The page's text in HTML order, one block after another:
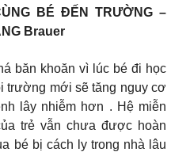
BÉ ĐẾN TRƯỜNG –
Brauer
băn khoăn vì lúc bé đi học
trường mới sẽ tăng nguy cơ
lây nhiễm hơn . Hệ miễn
trẻ vẫn chưa được hoàn
bé bị cách ly trong nhà lâu